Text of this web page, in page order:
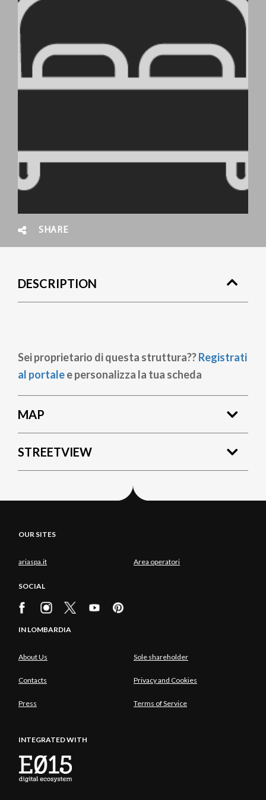
SHARE
DESCRIPTION
Sei proprietario di questa struttura??Registrati
al portalee personalizza la tua scheda
MAP
STREETVIEW
OUR SITES
ariaspa.it Area operatori
SOCIAL
IN LOMBARDIA
About Us Sole shareholder
Contacts Privacy and Cookies
Press Terms of Service
INTEGRATED WITH